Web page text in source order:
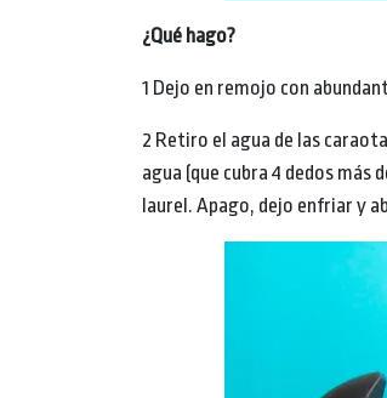
¿Qué hago?
1 Dejo en remojo con
2 Retiro el agua de las
agua (que cubra 4 dedos más
laurel. Apago, dejo enfriar y